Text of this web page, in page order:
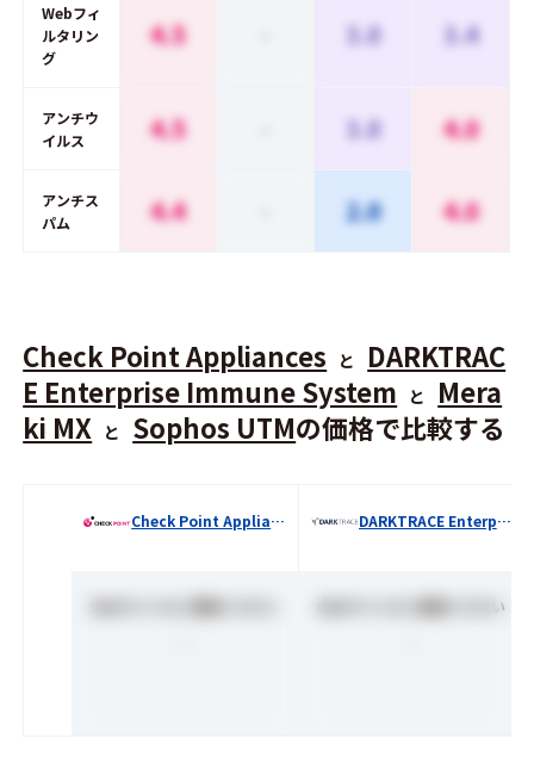
Webフィ
ルタリン
グ
4.5 3.0 3.4
アンチウ
イルス
4.5 3.0 4.0
アンチス
パム
4.4 2.0 4.0
Check Point Appliances と
DARKTRAC
E Enterprise Immune System
と
Mera
ki MX
と Sophos UTMの価格で比較する
Check Point Appliances DARKTRACE Enterprise Immune System
Webサイトをご確認ください